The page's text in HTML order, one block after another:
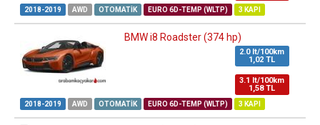
2018-2019 AWD OTOMATIK EURO 6D-TEMP (WLTP) 3 KAPI
BMW i8 Roadster (374 hp)
2.0 lt/100km
1,02 TL
3.1 lt/100km
1,58 TL
2018-2019 AWD OTOMATIK EURO 6D-TEMP (WLTP) 3 KAPI